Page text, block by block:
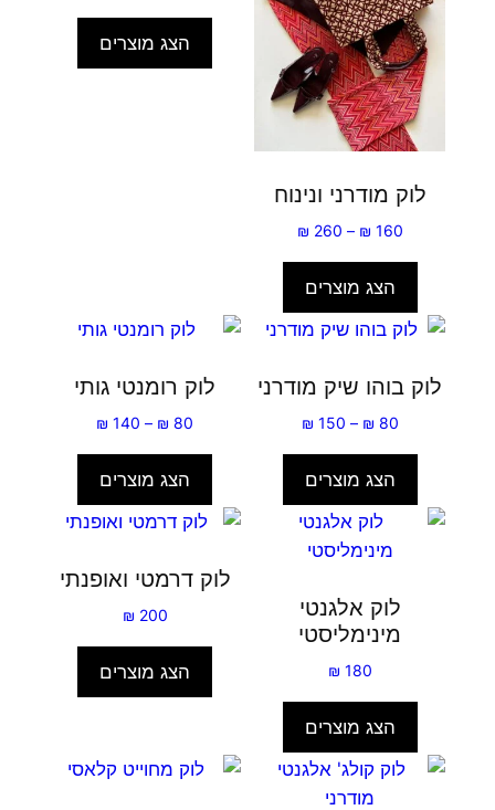
לוק מודרני ונינוח
₪ 160
–
₪ 260
הצג מוצרים
הצג מוצרים
לוק בוהו שיק מודרני
₪ 80
–
₪ 150
הצג מוצרים
לוק רומנטי גותי
₪ 80
–
₪ 140
טווח
⁦₪ 140⁩
הצג מוצרים
לוק אלגנטי
מינימליסטי
₪ 180
הצג מוצרים
לוק דרמטי ואופנתי
₪ 200
הצג מוצרים